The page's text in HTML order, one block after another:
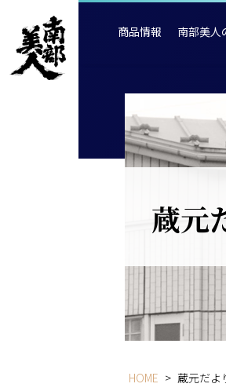
商品情報 南部美人
蔵元
HOME > 蔵元だよ